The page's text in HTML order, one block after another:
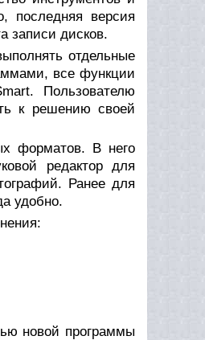
последняя версия
записи дисков.
отдельные
все функции
Пользователю
к решению своей
форматов. В него
редактор для
Ранее для
удобно.
новой программы